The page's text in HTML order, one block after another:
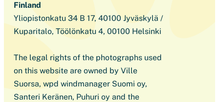
Finland
Yliopistonkatu 34 B 17, 40100 Jyväskylä /
Kuparitalo, Töölönkatu 4, 00100 Helsinki
The legal rights of the photographs used
on this website are owned by Ville
Suorsa, wpd windmanager Suomi oy,
Santeri Keränen, Puhuri oy and the